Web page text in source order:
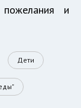
пожелания и
Дети